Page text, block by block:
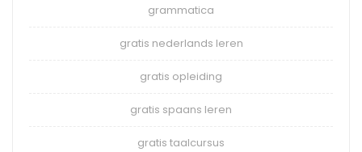
grammatica
gratis nederlands leren
gratis opleiding
gratis spaans leren
gratis taalcursus